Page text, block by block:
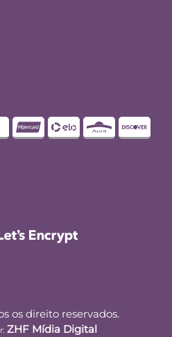
os direito reservados.
ZHF Mídia Digital